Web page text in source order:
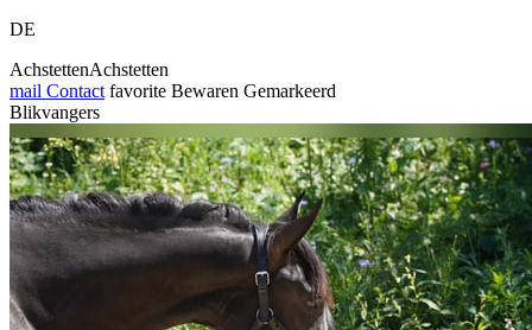
DE
AchstettenAchstetten
mail Contact favorite Bewaren Gemarkeerd
Blikvangers